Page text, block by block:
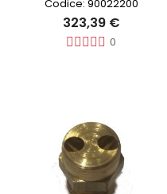
Codice: 90022200
323,39 €
0